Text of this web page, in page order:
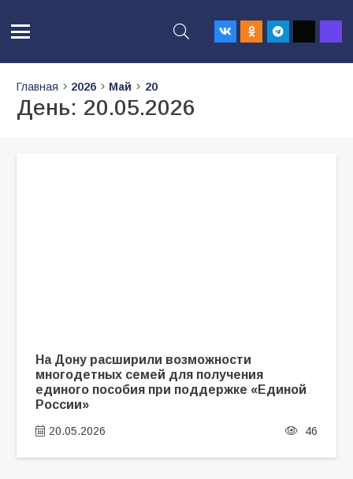
Главная 2026 Май 20
День: 20.05.2026
На Дону расширили возможности
многодетных семей для получения
единого пособия при поддержке «Единой
России»
20.05.2026 46